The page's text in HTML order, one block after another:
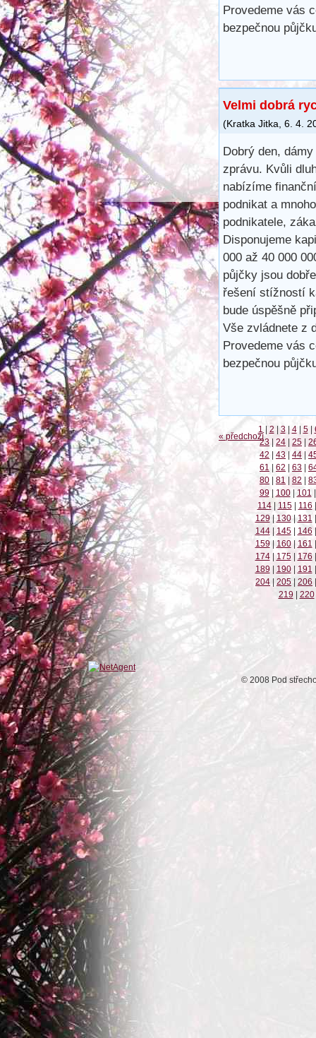
Provedeme vás
bezpečnou
Velmi dobrá
(Kratka Jitka 6. 4.
Dobrý den,
zprávu. Kvůli
nabízíme
podnikat a
podnikatele,
Disponujeme
000 až 40 000
půjčky jsou
řešení stížností
bude úspěšně
Vše zvládnete z
Provedeme vás
bezpečnou
« předchozí
1 | 2 | 3 | 4 | 5 |
23 | 24 | 25 |
42 | 43 | 44 |
61 | 62 | 63 |
80 | 81 | 82 |
99 | 100 | 101 |
114 | 115 | 116 |
129 | 130 | 131 |
144 | 145 | 146 |
159 | 160 | 161 |
174 | 175 | 176 |
189 | 190 | 191 |
204 | 205 | 206 |
219 | 220
© 2008 Pod